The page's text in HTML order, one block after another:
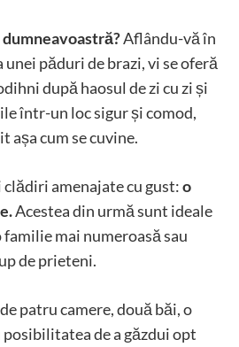
Aflându-vă în
păduri de brazi, vi se oferă
după haosul de zi cu zi și
într-un loc sigur și comod,
așa cum se cuvine.
amenajate cu gust:o
Acestea din urmă sunt ideale
familie mai numeroasă sau
de prieteni.
patru camere, două băi, o
de a găzdui opt